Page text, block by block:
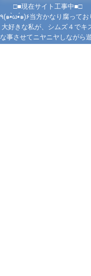
□■現在サイト工事
٩(๑•̀ω•́๑)۶当方かなり腐っております！！ご注意ください！！妄想とシムズが
大好きな私が、シムズ４でキ